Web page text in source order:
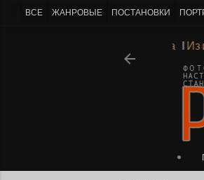
Пейзаж с линией горизонта Ι
ВСЕ ЖАНРОВЫЕ ПОСТАНОВКИ